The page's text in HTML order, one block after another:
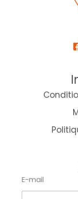
E-mail